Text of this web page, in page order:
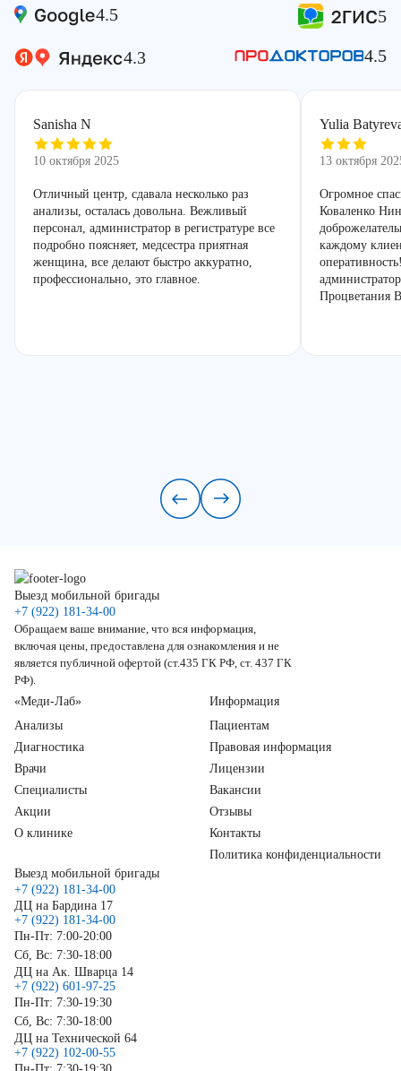
4.5 5
4.3 4.5
Sanisha N
10 октября 2025
Отличный центр, сдавала несколько раз
анализы, осталась довольна. Вежливый
персонал, администратор в регистратуре все
подробно поясняет, медсестра приятная
женщина, все делают быстро аккуратно,
профессионально, это главное.
Yulia
13 октября
Огромное
Коваленко
каждому
Выезд мобильной бригады
+7 (922) 181-34-00
Обращаем ваше внимание, что вся информация,
включая цены, предоставлена для ознакомления и не
является публичной офертой (ст.435 ГК РФ, ст. 437 ГК
РФ).
«Меди-Лаб»
Анализы
Диагностика
Врачи
Специалисты
Акции
О клинике
Информация
Пациентам
Правовая информация
Лицензии
Вакансии
Отзывы
Контакты
Политика конфиденциальности
Выезд мобильной бригады
+7 (922) 181-34-00
ДЦ на Бардина 17
+7 (922) 181-34-00
Пн-Пт: 7:00-20:00
Сб, Вс: 7:30-18:00
ДЦ на Ак. Шварца 14
+7 (922) 601-97-25
Пн-Пт: 7:30-19:30
Сб, Вс: 7:30-18:00
ДЦ на Технической 64
+7 (922) 102-00-55